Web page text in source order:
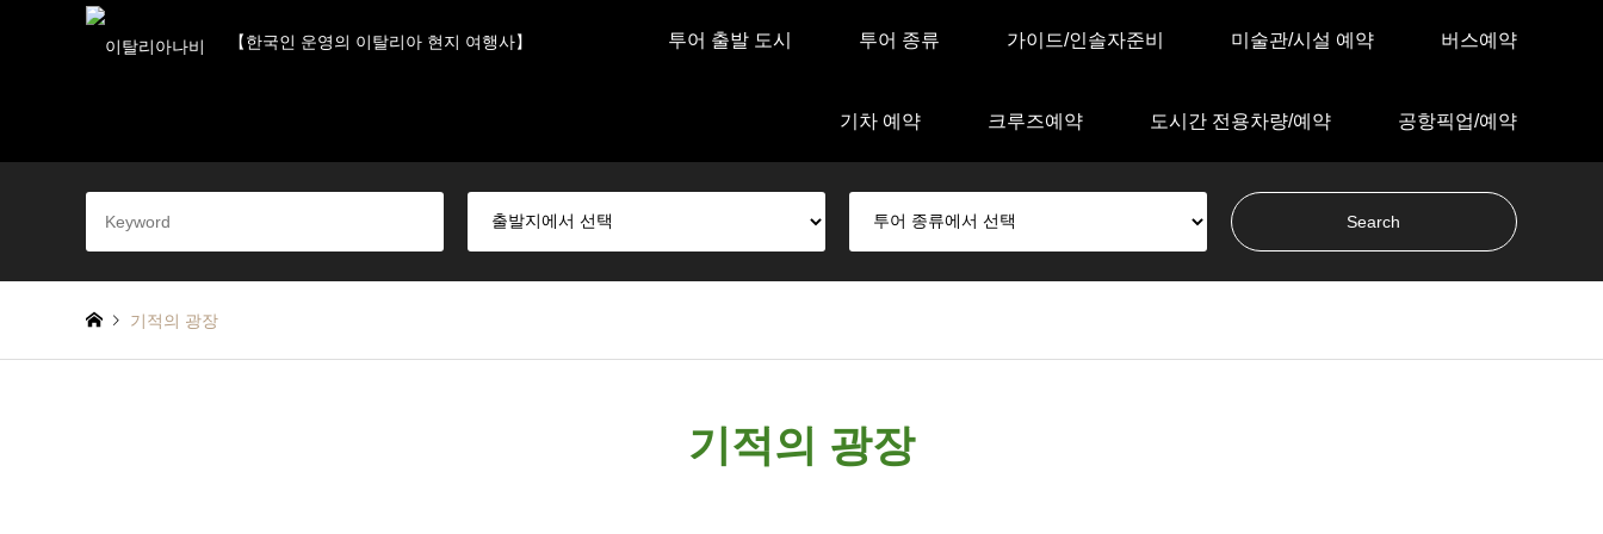
【한국인 운영의 이탈리아 현지 여행사】 투어 출발 도시 투어 종류 가이드/인솔자준비 미술관/시설 예약 버스예약
기차 예약 크루즈예약 도시간 전용차량/예약 공항픽업/예약
기적의 광장
기적의 광장